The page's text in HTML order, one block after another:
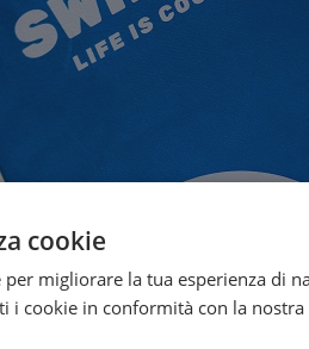
cookie
migliorare la tua esperienza di
i cookie in conformità con la